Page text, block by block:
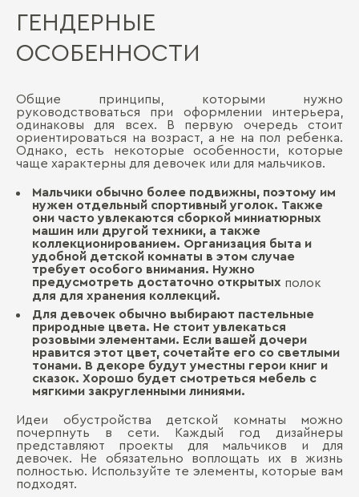
ГЕНДЕРНЫЕ
ОСОБЕННОСТИ
Общие принципы, которыми нужно
руководствоваться при оформлении интерьера,
одинаковы для всех. В первую очередь стоит
ориентироваться на возраст, а не на пол ребенка.
Однако, есть некоторые особенности, которые
чаще характерны для девочек или для мальчиков.
Мальчики обычно более подвижны, поэтому им
нужен отдельный спортивный уголок. Также
они часто увлекаются сборкой миниатюрных
машин или другой техники, а также
коллекционированием. Организация быта и
удобной детской комнаты в этом случае
требует особого внимания. Нужно
предусмотреть достаточно открытых полок
для для хранения коллекций.
Для девочек обычно выбирают пастельные
природные цвета. Не стоит увлекаться
розовыми элементами. Если вашей дочери
нравится этот цвет, сочетайте его со светлыми
тонами. В декоре будут уместны герои книг и
сказок. Хорошо будет смотреться мебель с
мягкими закругленными линиями.
Идеи обустройства детской комнаты можно
почерпнуть в сети. Каждый год дизайнеры
представляют проекты для мальчиков и для
девочек. Не обязательно воплощать их в жизнь
полностью. Используйте те элементы, которые вам
подходят.